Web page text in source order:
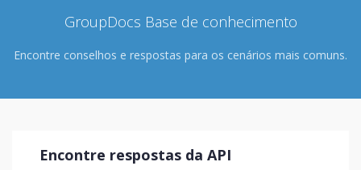
GroupDocs Base de conhecimento
Encontre conselhos e respostas para os cenários mais comuns.
Encontre respostas da API